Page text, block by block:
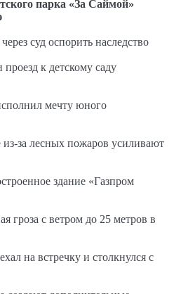
парка «За Саймой»
суд оспорить наследство
к детскому саду
мечту юного
за лесных пожаров усиливают
здание «Газпром
гроза с ветром до 25 метров в
на встречку и столкнулся с